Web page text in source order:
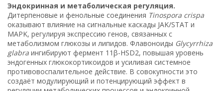
Эндокринная и метаболическая регуляция.
Дитерпеновые и фенольные соединения Tinospora crispa
оказывают влияние на сигнальные каскады JAK/STAT и
MAPK, регулируя экспрессию генов, связанных с
метаболизмом глюкозы и липидов. Флавоноиды Glycyrrhiza
glabra ингибируют фермент 11β-HSD2, повышая уровень
эндогенных глюкокортикоидов и усиливая системное
противовоспалительное действие. В совокупности это
создаёт модулирующий и потенцирующий эффект в